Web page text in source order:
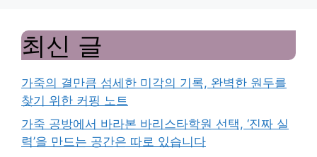
최신 글
가죽의 결만큼 섬세한 미각의 기록, 완벽한 원두를
찾기 위한 커핑 노트
가죽 공방에서 바라본 바리스타학원 선택, ‘진짜 실
력’을 만드는 공간은 따로 있습니다